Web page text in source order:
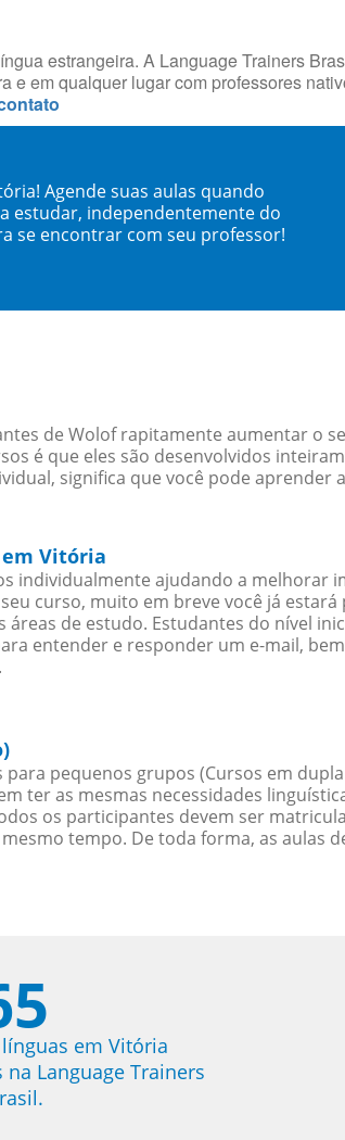
estrangeira. A Language Trainers
em qualquer lugar com professores
Agende suas aulas quando
estudar, independentemente do
se encontrar com seu professor!
de Wolof rapitamente aumentar o
é que eles são desenvolvidos
significa que você pode aprender
em Vitória
individualmente ajudando a melhorar
curso, muito em breve você já
de estudo. Estudantes do nível
entender e responder um e-mail,
pequenos grupos (Cursos em
ter as mesmas necessidades
os participantes devem ser
tempo. De toda forma, as aulas
em Vitória
Language Trainers